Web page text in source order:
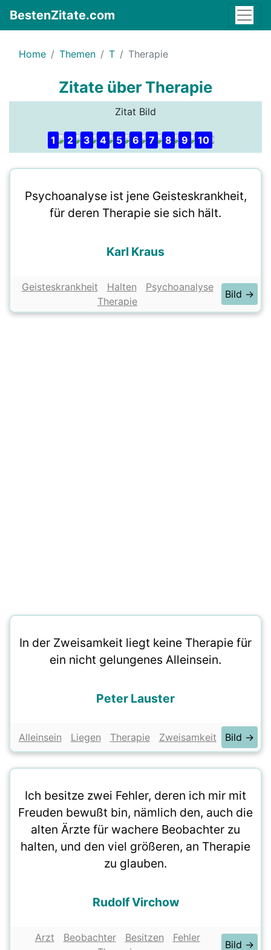
BestenZitate.com
Home Themen T Therapie
Zitate über Therapie
Zitat Bild
1 2 3 4 5 6 7 8 9 10
Psychoanalyse ist jene Geisteskrankheit,
für deren Therapie sie sich hält.
Karl Kraus
Geisteskrankheit Halten
Psychoanalyse
Therapie
Bild →
In der Zweisamkeit liegt keine Therapie für
ein nicht gelungenes Alleinsein.
Peter Lauster
Alleinsein Liegen Therapie Zweisamkeit Bild →
Ich besitze zwei Fehler, deren ich mir mit
Freuden bewußt bin, nämlich den, auch die
alten Ärzte für wachere Beobachter zu
halten, und den viel größeren, an Therapie
zu glauben.
Rudolf Virchow
Arzt Beobachter Besitzen
Fehler
Bild →